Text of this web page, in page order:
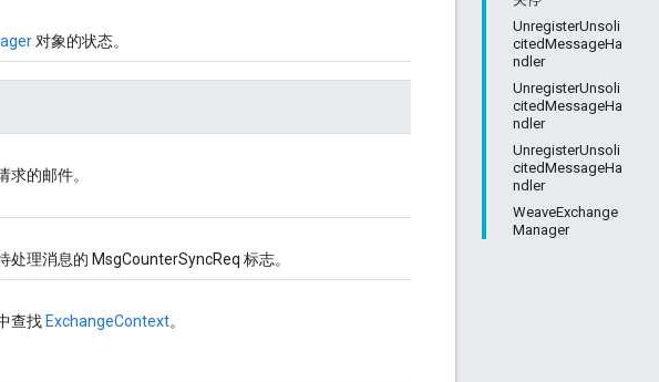
UnregisterUnsoli
citedMessageHa
ndler
UnregisterUnsoli
citedMessageHa
ndler
UnregisterUnsoli
citedMessageHa
ndler
WeaveExchange
Manager
对象的状态。
求的邮件。
理消息的 MsgCounterSyncReq 标志。
查找 ExchangeContext。